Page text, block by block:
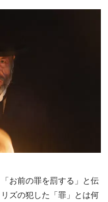
お前の罪を罰する」と伝
ズの犯した「罪」とは何